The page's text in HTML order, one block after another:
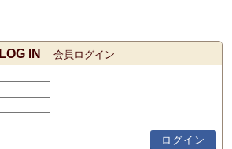
LOG IN 会員ログイン